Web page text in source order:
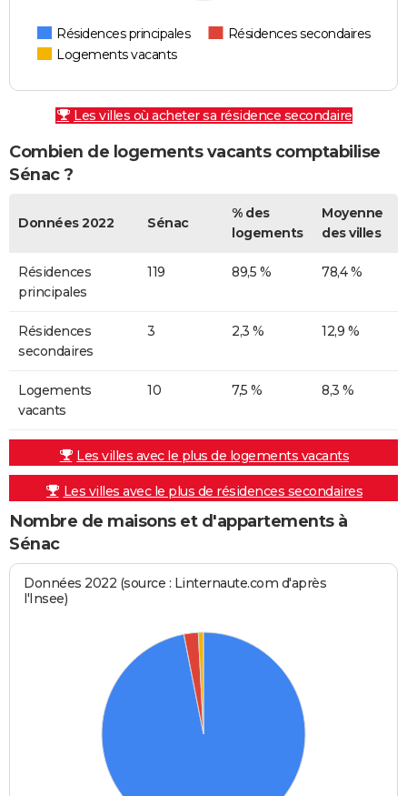
Résidences principales
Résidences secondaires
Logements vacants
Les villes où acheter sa résidence secondaire
Combien de logements vacants comptabilise
Sénac ?
Données 2022 Sénac
% des
logements
Moyenne
des villes
Résidences
principales
119 89,5 % 78,4 %
Résidences
secondaires
3 2,3 % 12,9 %
Logements
vacants
10 7,5 % 8,3 %
Les villes avec le plus de logements vacants
Les villes avec le plus de résidences secondaires
Nombre de maisons et d'appartements à
Sénac
Données 2022 (source : Linternaute.com d'après
l'Insee)